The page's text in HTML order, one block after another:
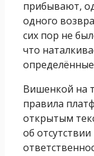
прибывают,
одного
сих пор не
что
Вишенкой на
правила
открытым
об отсутствии